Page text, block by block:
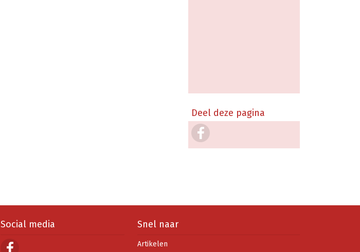
Deel deze pagina
Social media Snel naar
Artikelen